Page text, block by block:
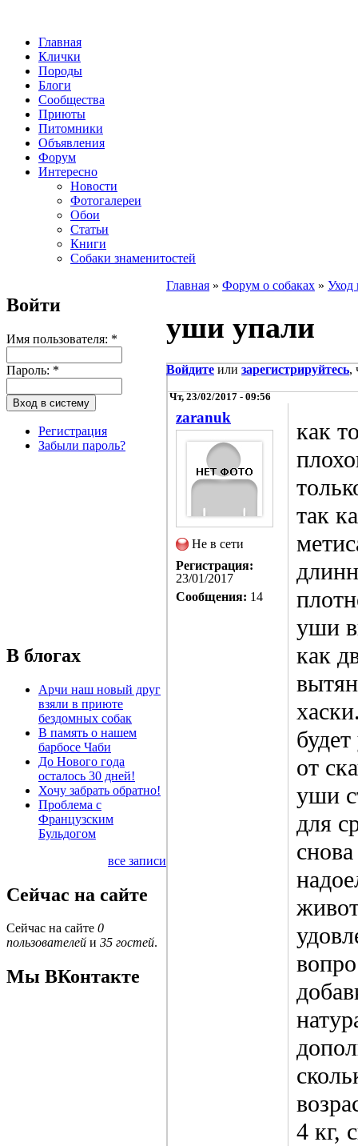
Главная
Клички
Породы
Блоги
Сообщества
Приюты
Питомники
Объявления
Форум
Интересно
Новости
Фотогалереи
Обои
Статьи
Книги
Собаки знаменитостей
Войти
Имя пользователя: *
Пароль: *
Регистрация
Забыли пароль?
В блогах
Арчи наш новый друг
взяли в приюте
бездомных собак
В память о нашем
барбосе Чаби
До Нового года
осталось 30 дней!
Хочу забрать обратно!
Проблема с
Французским
Бульдогом
все записи
Сейчас на сайте
Сейчас на сайте 0
пользователей и 35 гостей.
Мы ВКонтакте
Главная » Форум о собаках » Уход
уши упали
Войдите или зарегистрируйтесь,
Чт, 23/02/2017 - 09:56
zaranuk
Не в сети
Регистрация:
23/01/2017
Сообщения: 14
как
так
уши
как
от
уши
для
4 кг,